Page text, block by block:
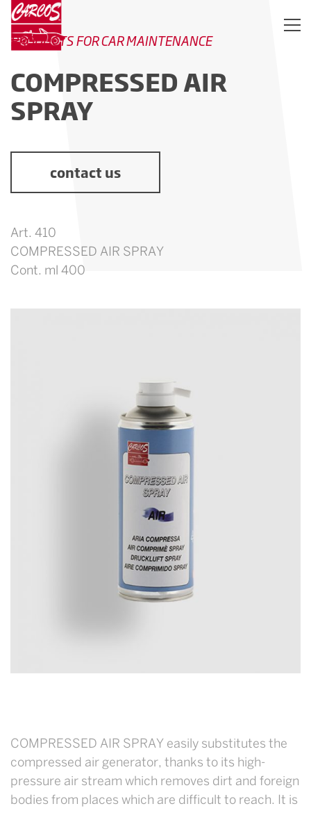
PRODUCTS FOR CAR MAINTENANCE
COMPRESSED AIR
SPRAY
contact us
Art. 410
COMPRESSED AIR SPRAY
Cont. ml 400
COMPRESSED AIR SPRAY easily substitutes the
compressed air generator, thanks to its high-
pressure air stream which removes dirt and foreign
bodies from places which are difficult to reach. It is